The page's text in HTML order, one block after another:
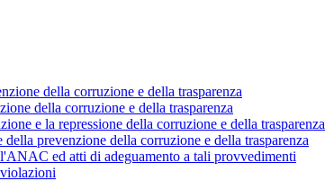
della corruzione e della trasparenza
della corruzione e della trasparenza
e la repressione della corruzione e della trasparenza
della prevenzione della corruzione e della trasparenza
ed atti di adeguamento a tali provvedimenti